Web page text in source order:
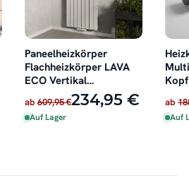
Paneelheizkörper
Flachheizkörper LAVA
ECO Vertikal
Doppellagig Weiß
ab 609,95 €234,95 €
Auf Lager
ab
Auf